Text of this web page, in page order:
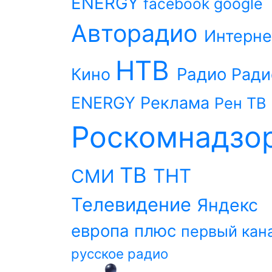
facebook google
Авторадио
Кино НТВ Радио
ENERGY Реклама Рен ТВ
СМИ ТВ ТНТ
Телевидение Яндекс
европа плюс первый
русское радио